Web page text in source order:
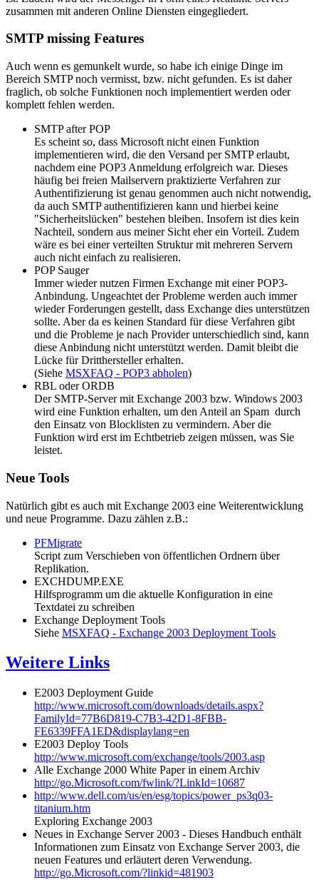
zusammen mit anderen Online Diensten eingegliedert.
SMTP missing Features
Auch wenn es gemunkelt wurde, so habe ich einige Dinge im
Bereich SMTP noch vermisst, bzw. nicht gefunden. Es ist daher
fraglich, ob solche Funktionen noch implementiert werden oder
komplett fehlen werden.
SMTP after POP
Es scheint so, dass Microsoft nicht einen Funktion
implementieren wird, die den Versand per SMTP erlaubt,
nachdem eine POP3 Anmeldung erfolgreich war. Dieses
häufig bei freien Mailservern praktizierte Verfahren zur
Authentifizierung ist genau genommen auch nicht notwendig,
da auch SMTP authentifizieren kann und hierbei keine
"Sicherheitslücken" bestehen bleiben. Insofern ist dies kein
Nachteil, sondern aus meiner Sicht eher ein Vorteil. Zudem
wäre es bei einer verteilten Struktur mit mehreren Servern
auch nicht einfach zu realisieren.
POP Sauger
Immer wieder nutzen Firmen Exchange mit einer POP3-
Anbindung. Ungeachtet der Probleme werden auch immer
wieder Forderungen gestellt, dass Exchange dies unterstützen
sollte. Aber da es keinen Standard für diese Verfahren gibt
und die Probleme je nach Provider unterschiedlich sind, kann
diese Anbindung nicht unterstützt werden. Damit bleibt die
Lücke für Dritthersteller erhalten.
(Siehe MSXFAQ - POP3 abholen)
RBL oder ORDB
Der SMTP-Server mit Exchange 2003 bzw. Windows 2003
wird eine Funktion erhalten, um den Anteil an Spam durch
den Einsatz von Blocklisten zu vermindern. Aber die
Funktion wird erst im Echtbetrieb zeigen müssen, was Sie
leistet.
Neue Tools
Natürlich gibt es auch mit Exchange 2003 eine Weiterentwicklung
und neue Programme. Dazu zählen z.B.:
PFMigrate
Script zum Verschieben von öffentlichen Ordnern über
Replikation.
EXCHDUMP.EXE
Hilfsprogramm um die aktuelle Konfiguration in eine
Textdatei zu schreiben
Exchange Deployment Tools
Siehe MSXFAQ - Exchange 2003 Deployment Tools
Weitere Links
E2003 Deployment Guide
http://www.microsoft.com/downloads/details.aspx?
FamilyId=77B6D819-C7B3-42D1-8FBB-
FE6339FFA1ED&displaylang=en
E2003 Deploy Tools
http://www.microsoft.com/exchange/tools/2003.asp
Alle Exchange 2000 White Paper in einem Archiv
http://go.Microsoft.com/fwlink/?LinkId=10687
http://www.dell.com/us/en/esg/topics/power_ps3q03-
titanium.htm
Exploring Exchange 2003
Neues in Exchange Server 2003 - Dieses Handbuch enthält
Informationen zum Einsatz von Exchange Server 2003, die
neuen Features und erläutert deren Verwendung.
http://go.Microsoft.com/?linkid=481903